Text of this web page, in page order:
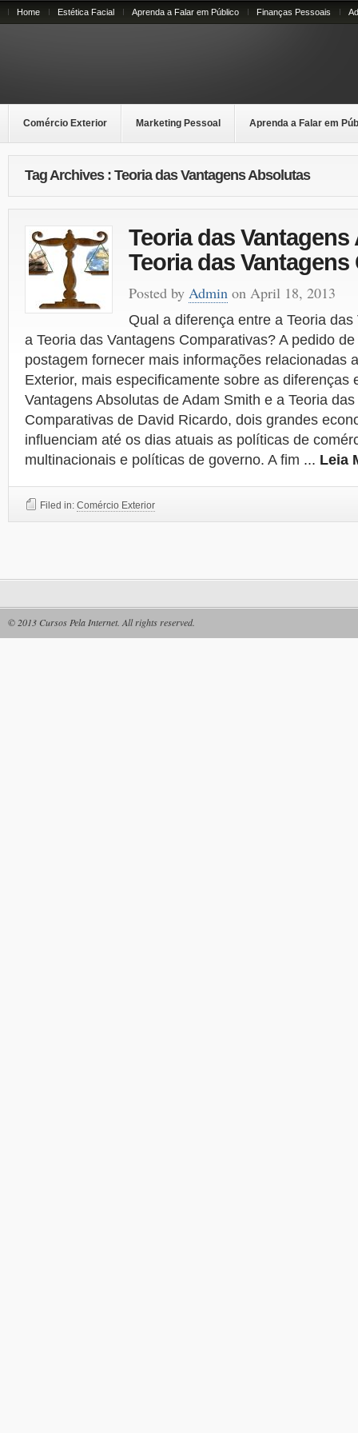
Home Estética Facial Aprenda a Falar em Público Finanças Pessoais
Comércio Exterior Marketing Pessoal Aprenda a Falar em
Tag Archives : Teoria das Vantagens Absolutas
Teoria das
Teoria das
Posted by Admin on April 18, 2013
Qual a diferença entre a Teoria
a Teoria das Vantagens Comparativas? A pedido
postagem fornecer mais informações relacionadas
Exterior, mais especificamente sobre as diferenças
Vantagens Absolutas de Adam Smith e a Teoria
Comparativas de David Ricardo, dois grandes
influenciam até os dias atuais as políticas de
multinacionais e políticas de governo. A fim ... Leia
Filed in: Comércio Exterior
© 2013 Cursos Pela Internet. All rights reserved.